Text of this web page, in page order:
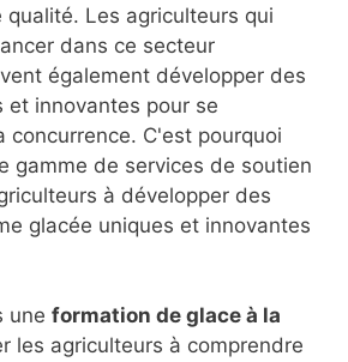
qualité. Les agriculteurs qui
dans ce secteur
également développer des
et innovantes pour se
concurrence. C'est pourquoi
gamme de services de soutien
à développer des
glacée uniques et innovantes
une formation de glace à la
les agriculteurs à comprendre